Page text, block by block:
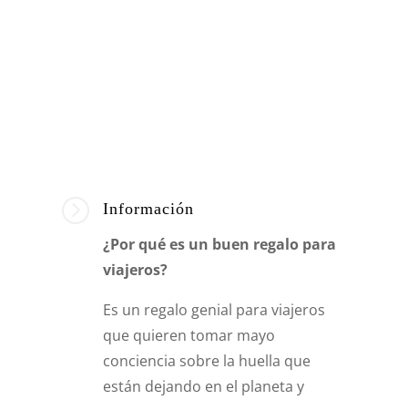
Información
¿Por qué es un buen regalo para
viajeros?
Es un regalo genial para viajeros
que quieren tomar mayo
conciencia sobre la huella que
están dejando en el planeta y